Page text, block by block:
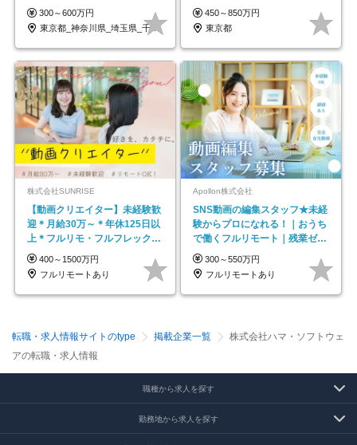
ープの正社員/sg
300～600万円
東京都_神奈川県_埼玉県_千葉県_大阪府…
450～850万円
東京都
株式会社SUNRISE
【動画クリエイター】未経験歓
迎＊月給30万～＊年休125日以
上＊フルリモ・フルフレックス
◆10名の採用が決定◆
400～1500万円
フルリモートあり
Apollon株式会社
SNS動画の編集スタッフ★未経
験からプロになれる！｜おうち
で働くフルリモート｜残業ゼロ
で18時退勤◎
300～550万円
フルリモートあり
転職・求人情報サイトのtype 掲載企業一覧
株式会社ハマ・ソフトウェ
アの転職・求人情報
職種から求人を探す
勤務地から求人を探す